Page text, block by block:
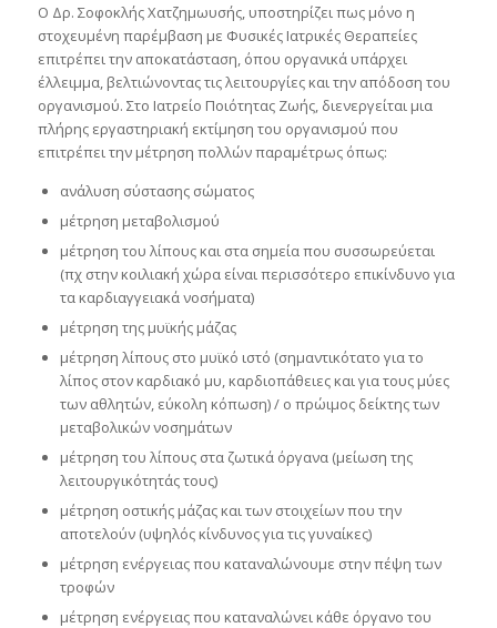
Ο Δρ. Σοφοκλής Χατζημωυσής, υποστηρίζει πως μόνο η
στοχευμένη παρέμβαση με Φυσικές Ιατρικές Θεραπείες
επιτρέπει την αποκατάσταση, όπου οργανικά υπάρχει
έλλειμμα, βελτιώνοντας τις λειτουργίες και την απόδοση του
οργανισμού. Στο Ιατρείο Ποιότητας Ζωής, διενεργείται μια
πλήρης εργαστηριακή εκτίμηση του οργανισμού που
επιτρέπει την μέτρηση πολλών παραμέτρως όπως:
ανάλυση σύστασης σώματος
μέτρηση μεταβολισμού
μέτρηση του λίπους και στα σημεία που συσσωρεύεται
(πχ στην κοιλιακή χώρα είναι περισσότερο επικίνδυνο για
τα καρδιαγγειακά νοσήματα)
μέτρηση της μυϊκής μάζας
μέτρηση λίπους στο μυϊκό ιστό (σημαντικότατο για το
λίπος στον καρδιακό μυ, καρδιοπάθειες και για τους μύες
των αθλητών, εύκολη κόπωση) / ο πρώιμος δείκτης των
μεταβολικών νοσημάτων
μέτρηση του λίπους στα ζωτικά όργανα (μείωση της
λειτουργικότητάς τους)
μέτρηση οστικής μάζας και των στοιχείων που την
αποτελούν (υψηλός κίνδυνος για τις γυναίκες)
μέτρηση ενέργειας που καταναλώνουμε στην πέψη των
τροφών
μέτρηση ενέργειας που καταναλώνει κάθε όργανο του